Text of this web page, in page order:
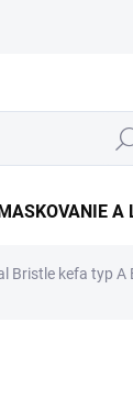
A
Bristle kefa typ A